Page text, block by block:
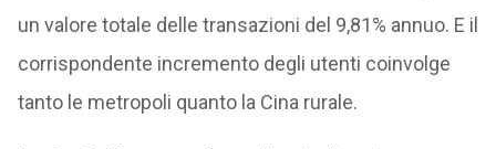
un valore totale delle transazioni del 9,81% annuo. E il
corrispondente incremento degli utenti coinvolge
tanto le metropoli quanto la Cina rurale.